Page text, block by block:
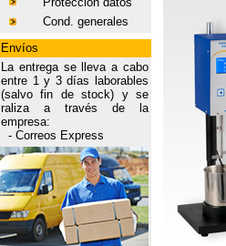
Cond. generales
Envíos
La entrega se lleva a cabo
entre 1 y 3 días laborables
(salvo fin de stock) y se
raliza a través de la
empresa:
- Correos Express